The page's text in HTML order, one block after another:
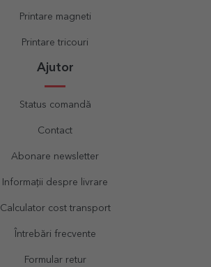
Printare magneti
Printare tricouri
Ajutor
Status comandă
Contact
Abonare newsletter
Informații despre livrare
Calculator cost transport
Întrebări frecvente
Formular retur